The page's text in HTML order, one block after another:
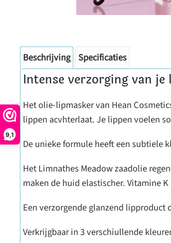
9,1
Beschrijving Specificaties
Intense verzorging van je
Het olie-lipmasker van Hean
lippen acvhterlaat. Je lippen voelen
De unieke formule heeft een subtiele
Het Limnathes Meadow zaadolie
maken de huid elastischer. Vitamine
Een verzorgende glanzend lipproduct
Verkrijgbaar in 3 verschiullende